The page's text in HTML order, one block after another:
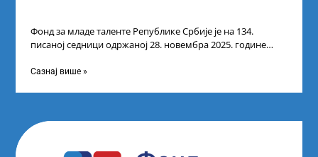
Фонд за младе таленте Републике Србије је на 134.
писаној седници одржаној 28. новембра 2025. године
Сазнај више »